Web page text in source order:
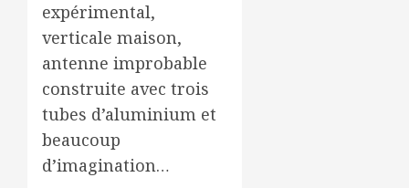
expérimental,
verticale maison,
antenne improbable
construite avec trois
tubes d’aluminium et
beaucoup
d’imagination…